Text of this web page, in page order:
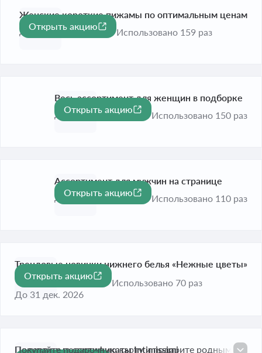
Женские короткие пижамы по оптимальным ценам
До 31 дек. 2026
Открыть акцию
Использовано 159 раз
Весь ассортимент для женщин в подборке
До 31 дек. 2026
Открыть акцию
Использовано 150 раз
Ассортимент для мужчин на странице
До 31 дек. 2026
Открыть акцию
Использовано 110 раз
Трендовые новинки нижнего белья «Нежные цветы»
на странице
До 31 дек. 2026
Открыть акцию
Использовано 70 раз
Подарочные сертификаты Intimissimi
Покупайте подарочную карту и подарите родным и